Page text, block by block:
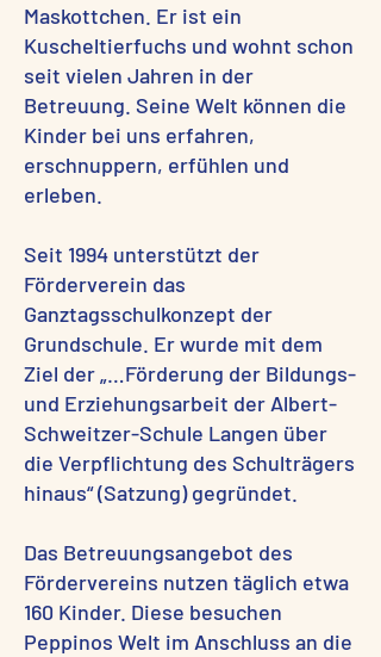
Maskottchen. Er ist ein
Kuscheltierfuchs und wohnt schon
seit vielen Jahren in der
Betreuung. Seine Welt können die
Kinder bei uns erfahren,
erschnuppern, erfühlen und
erleben.
Seit 1994 unterstützt der
Förderverein das
Ganztagsschulkonzept der
Grundschule. Er wurde mit dem
Ziel der „…Förderung der Bildungs-
und Erziehungsarbeit der Albert-
Schweitzer-Schule Langen über
die Verpflichtung des Schulträgers
hinaus“ (Satzung) gegründet.
Das Betreuungsangebot des
Fördervereins nutzen täglich etwa
160 Kinder. Diese besuchen
Peppinos Welt im Anschluss an die